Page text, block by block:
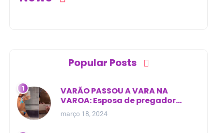
Popular Posts
VARÃO PASSOU A VARA NA
VAROA: Esposa de pregador
evangélico descobre
relacionamento extra-conjugal
março 18, 2024